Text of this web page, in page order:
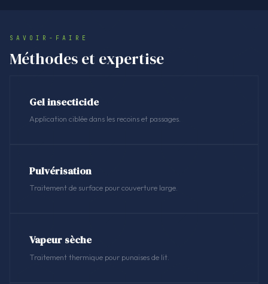
SAVOIR-FAIRE
Méthodes et expertise
Gel insecticide
Application ciblée dans les recoins et passages.
Pulvérisation
Traitement de surface pour couverture large.
Vapeur sèche
Traitement thermique pour punaises de lit.